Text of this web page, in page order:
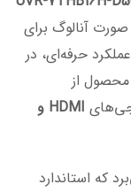
صورت آنالوگ برای
عملکرد حرفه‌ای، در
محصول از
HDMI و
که استاندارد